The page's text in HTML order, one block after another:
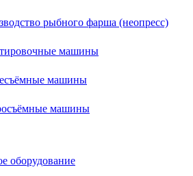
рыбного фарша (неопресс)
машины
машины
машины
оборудование